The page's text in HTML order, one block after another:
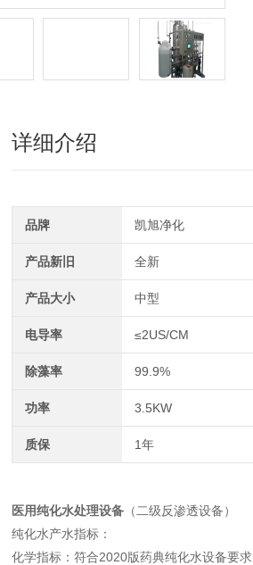
详细介绍
品牌 凯旭净化
产品新旧 全新
产品大小 中型
电导率 ≤2US/CM
除藻率 99.9%
功率 3.5KW
质保 1年
医用纯化水处理设备 （二级反渗透设备）
纯化水产水指标：
化学指标：符合2020版药典纯化水设备要求